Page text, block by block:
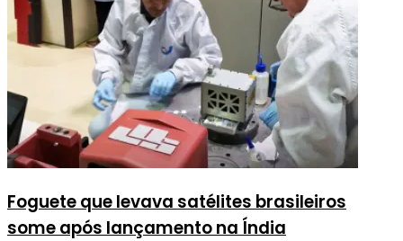
Foguete que levava satélites brasileiros
some após lançamento na Índia